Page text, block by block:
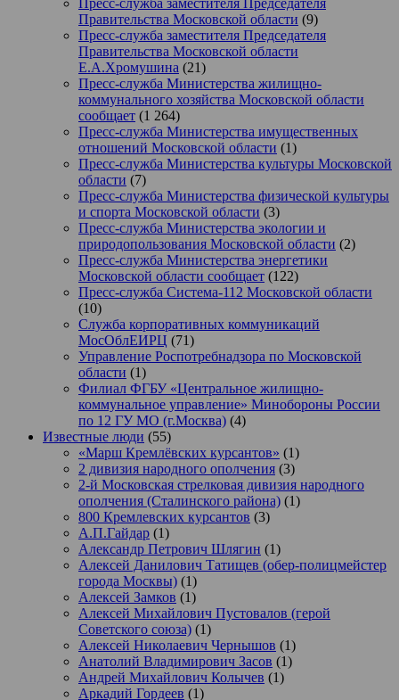
Пресс-служба заместителя Председателя
Правительства Московской области (9)
Пресс-служба заместителя Председателя
Правительства Московской области
Е.А.Хромушина (21)
Пресс-служба Министерства жилищно-
коммунального хозяйства Московской области
сообщает (1 264)
Пресс-служба Министерства имущественных
отношений Московской области (1)
Пресс-служба Министерства культуры Московской
области (7)
Пресс-служба Министерства физической культуры
и спорта Московской области (3)
Пресс-служба Министерства экологии и
природопользования Московской области (2)
Пресс-служба Министерства энергетики
Московской области сообщает (122)
Пресс-служба Система-112 Московской области
(10)
Служба корпоративных коммуникаций
МосОблЕИРЦ (71)
Управление Роспотребнадзора по Московской
области (1)
Филиал ФГБУ «Центральное жилищно-
коммунальное управление» Минобороны России
по 12 ГУ МО (г.Москва) (4)
Известные люди (55)
«Марш Кремлёвских курсантов» (1)
2 дивизия народного ополчения (3)
2-й Московская стрелковая дивизия народного
ополчения (Сталинского района) (1)
800 Кремлевских курсантов (3)
А.П.Гайдар (1)
Александр Петрович Шлягин (1)
Алексей Данилович Татищев (обер-полицмейстер
города Москвы) (1)
Алексей Замков (1)
Алексей Михайлович Пустовалов (герой
Советского союза) (1)
Алексей Николаевич Чернышов (1)
Анатолий Владимирович Засов (1)
Андрей Михайлович Колычев (1)
Аркадий Гордеев (1)